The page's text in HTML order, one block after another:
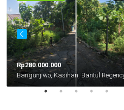
Rp280.000.000